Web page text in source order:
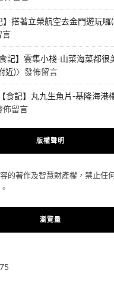
】搭著立榮航空去金門遊玩
言
食記】雲集小棧-山菜海菜都很
近)〉發佈留言
【食記】丸九生魚片-基隆海港
佈留言
版權聲明
的著作及智慧財產權，禁止任
瀏覽量